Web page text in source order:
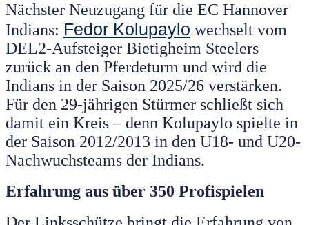
Nächster Neuzugang für die EC Hannover
Indians: Fedor Kolupaylo wechselt vom
DEL2-Aufsteiger Bietigheim Steelers
zurück an den Pferdeturm und wird die
Indians in der Saison 2025/26 verstärken.
Für den 29-jährigen Stürmer schließt sich
damit ein Kreis – denn Kolupaylo spielte in
der Saison 2012/2013 in den U18- und U20-
Nachwuchsteams der Indians.
Erfahrung aus über 350 Profispielen